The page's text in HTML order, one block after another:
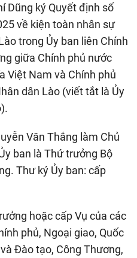
Dũng ký Quyết định số
về kiện toàn nhân sự
trong Ủy ban liên Chính
giữa Chính phủ nước
Việt Nam và Chính phủ
dân Lào (viết tắt là Ủy
Văn Thắng làm Chủ
ban là Thứ trưởng Bộ
Thư ký Ủy ban: cấp
hoặc cấp Vụ của các
phủ, Ngoại giao, Quốc
Đào tạo, Công Thương,